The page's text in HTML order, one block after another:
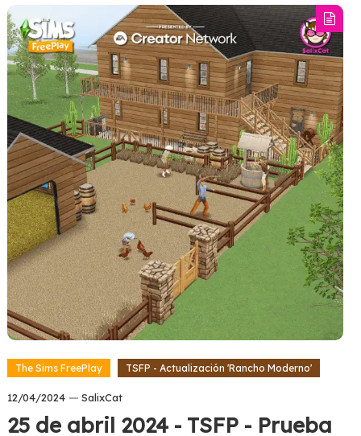
The Sims FreePlay TSFP - Actualización 'Rancho Moderno'
12/04/2024 SalixCat
25 de abril 2024 - TSFP - Prueba